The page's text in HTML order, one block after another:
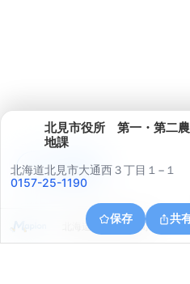
北見市役所 第一・第二
地課
北海道北見市大通西３丁目１−１
0157-25-1190
保存 共
北海道北見市公園町
アプリで見る